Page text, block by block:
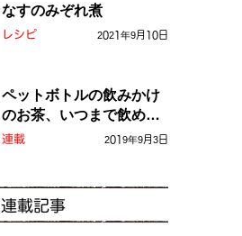
なすのみぞれ煮
レシピ 2021年9月10日
ペットボトルの飲みかけ
のお茶、いつまで飲め
る？
連載 2019年9月3日
連載記事